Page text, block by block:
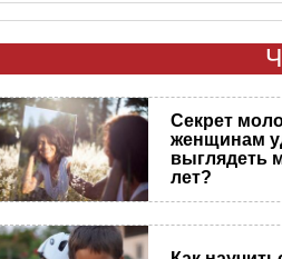
Секрет
женщинам
выглядеть
лет?